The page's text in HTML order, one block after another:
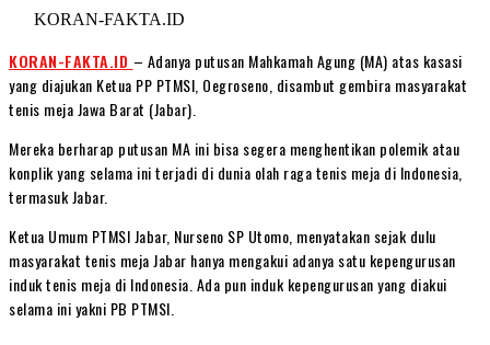
KORAN-FAKTA.ID
KORAN-FAKTA.ID – Adanya putusan Mahkamah Agung (MA) atas kasasi
yang diajukan Ketua PP PTMSI, Oegroseno, disambut gembira masyarakat
tenis meja Jawa Barat (Jabar).
Mereka berharap putusan MA ini bisa segera menghentikan polemik atau
konplik yang selama ini terjadi di dunia olah raga tenis meja di Indonesia,
termasuk Jabar.
Ketua Umum PTMSI Jabar, Nurseno SP Utomo, menyatakan sejak dulu
masyarakat tenis meja Jabar hanya mengakui adanya satu kepengurusan
induk tenis meja di Indonesia. Ada pun induk kepengurusan yang diakui
selama ini yakni PB PTMSI.